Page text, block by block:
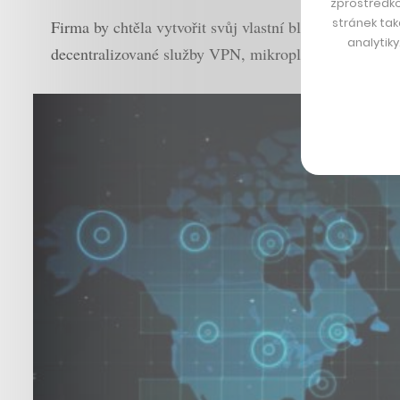
Firma by chtěla vytvořit svůj vlastní blockchain s
decentralizované služby VPN, mikroplatby mezi
stránek